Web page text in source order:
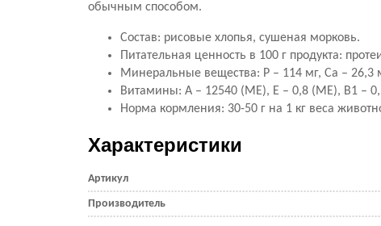
обычным способом.
Состав: рисовые хлопья, сушеная морковь.
Питательная ценность в 100 г продукта:
Минеральные вещества: P – 114 мг, Ca – 26,3
Витамины: A – 12540 (МЕ), Е – 0,8 (МЕ), В1 –
Норма кормления: 30-50 г на 1 кг веса
Характеристики
Артикул
Производитель